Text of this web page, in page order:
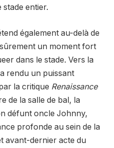
entier.
également au-delà de
un moment fort
dans le stade. Vers la
rendu un puissant
la critique Renaissance
de la salle de bal, la
défunt oncle Johnny,
profonde au sein de la
avant-dernier acte du